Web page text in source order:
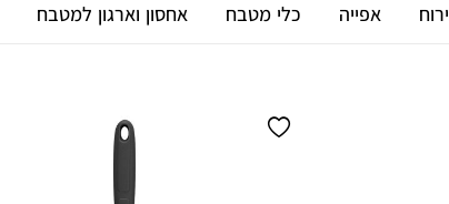
אפייה כלי מטבח אחסון וארגון למטבח